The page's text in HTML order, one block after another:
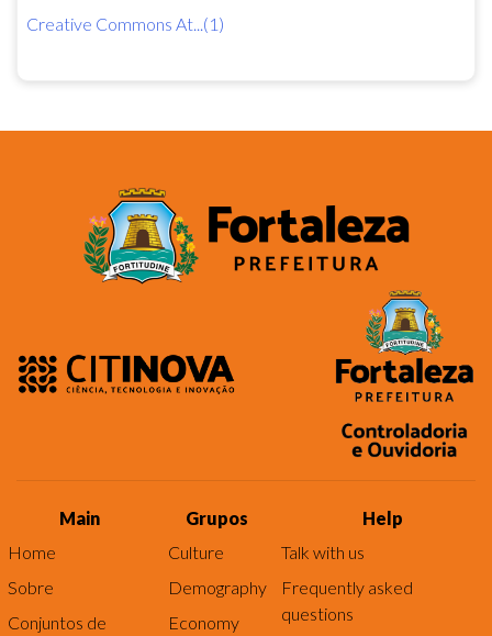
Creative Commons At...(1)
Main
Home
Sobre
Conjuntos de
Grupos
Culture
Demography
Economy
Help
Talk with us
Frequently asked
questions